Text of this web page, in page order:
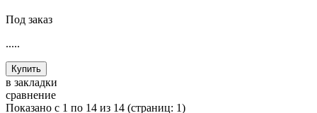
Под заказ
.....
Купить
в закладки
сравнение
Показано с 1 по 14 из 14 (страниц: 1)